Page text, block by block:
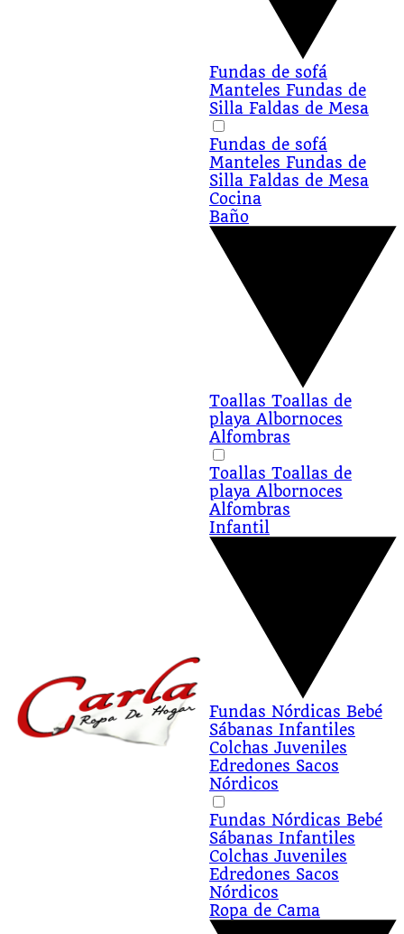
Fundas de sofá
Manteles Fundas de
Silla Faldas de Mesa
Fundas de sofá
Manteles Fundas de
Silla Faldas de Mesa
Cocina
Baño
Toallas Toallas de
playa Albornoces
Alfombras
Toallas Toallas de
playa Albornoces
Alfombras
Infantil
Fundas Nórdicas Bebé
Sábanas Infantiles
Colchas Juveniles
Edredones Sacos
Nórdicos
Fundas Nórdicas Bebé
Sábanas Infantiles
Colchas Juveniles
Edredones Sacos
Nórdicos
Ropa de Cama